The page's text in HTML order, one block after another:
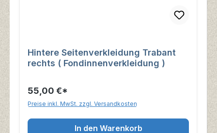
Hintere Seitenverkleidung Trabant
rechts ( Fondinnenverkleidung )
55,00 €*
Preise inkl. MwSt. zzgl. Versandkosten
In den Warenkorb